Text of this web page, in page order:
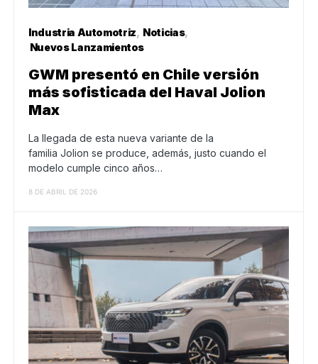
Industria Automotriz
Noticias
Nuevos Lanzamientos
GWM presentó en Chile versión
más sofisticada del Haval Jolion
Max
La llegada de esta nueva variante de la
familia Jolion se produce, además, justo cuando el
modelo cumple cinco años…
8 DE ABRIL DE 2026